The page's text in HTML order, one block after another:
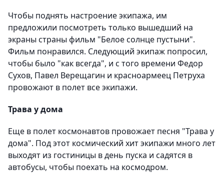
Чтобы поднять настроение экипажа, им
предложили посмотреть только вышедший на
экраны страны фильм "Белое солнце пустыни".
Фильм понравился. Следующий экипаж попросил,
чтобы было "как всегда", и с того времени Федор
Сухов, Павел Верещагин и красноармеец Петруха
провожают в полет все экипажи.
Трава у дома
Еще в полет космонавтов провожает песня "Трава у
дома". Под этот космический хит экипажи много лет
выходят из гостиницы в день пуска и садятся в
автобусы, чтобы поехать на космодром.